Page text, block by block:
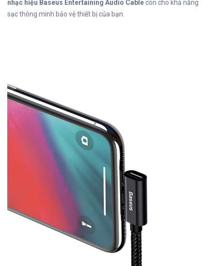
nhạc hiệu Baseus Entertaining Audio Cablecòn cho khả năng
sạc thông minh bảo vệ thiết bị của bạn.